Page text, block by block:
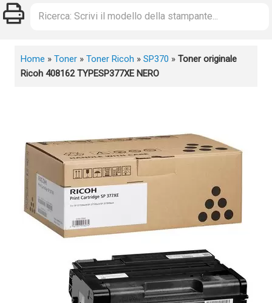
Home » Toner » Toner Ricoh » SP370 » Toner originale
Ricoh 408162 TYPESP377XE NERO